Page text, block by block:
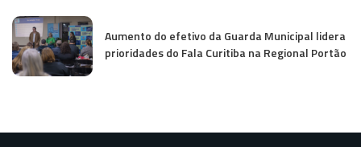
Aumento do efetivo da Guarda Municipal lidera
prioridades do Fala Curitiba na Regional Portão